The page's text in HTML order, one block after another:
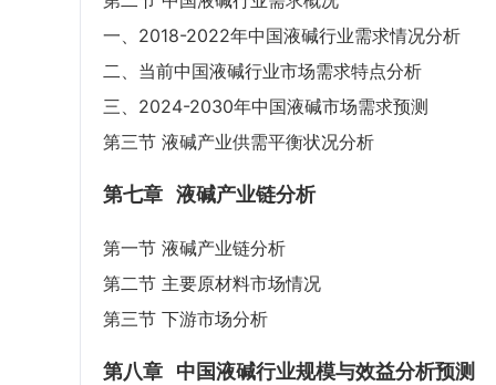
一、2018-2022年中国液碱行业需求情况分析
二、当前中国液碱行业市场需求特点分析
三、2024-2030年中国液碱市场需求预测
第三节 液碱产业供需平衡状况分析
第七章 液碱产业链分析
第一节 液碱产业链分析
第二节 主要原材料市场情况
第三节 下游市场分析
第八章 中国液碱行业规模与效益分析预测